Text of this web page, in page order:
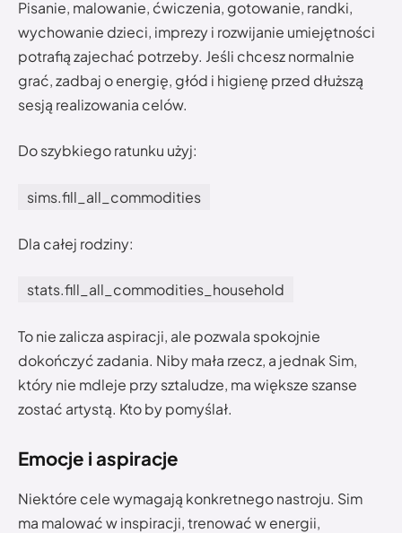
Pisanie, malowanie, ćwiczenia, gotowanie, randki,
wychowanie dzieci, imprezy i rozwijanie umiejętności
potrafią zajechać potrzeby. Jeśli chcesz normalnie
grać, zadbaj o energię, głód i higienę przed dłuższą
sesją realizowania celów.
Do szybkiego ratunku użyj:
sims.fill_all_commodities
Dla całej rodziny:
stats.fill_all_commodities_household
To nie zalicza aspiracji, ale pozwala spokojnie
dokończyć zadania. Niby mała rzecz, a jednak Sim,
który nie mdleje przy sztaludze, ma większe szanse
zostać artystą. Kto by pomyślał.
Emocje i aspiracje
Niektóre cele wymagają konkretnego nastroju. Sim
ma malować w inspiracji, trenować w energii,